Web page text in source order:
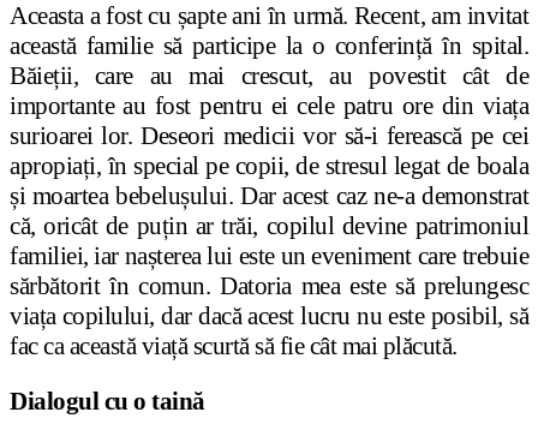
Aceasta a fost cu șapte ani în urmă. Recent, am invitat
această familie să participe la o conferință în spital.
Băieții, care au mai crescut, au povestit cât de
importante au fost pentru ei cele patru ore din viața
surioarei lor. Deseori medicii vor să-i ferească pe cei
apropiați, în special pe copii, de stresul legat de boala
și moartea bebelușului. Dar acest caz ne-a demonstrat
că, oricât de puțin ar trăi, copilul devine patrimoniul
familiei, iar nașterea lui este un eveniment care trebuie
sărbătorit în comun. Datoria mea este să prelungesc
viața copilului, dar dacă acest lucru nu este posibil, să
fac ca această viață scurtă să fie cât mai plăcută.
Dialogul cu o taină